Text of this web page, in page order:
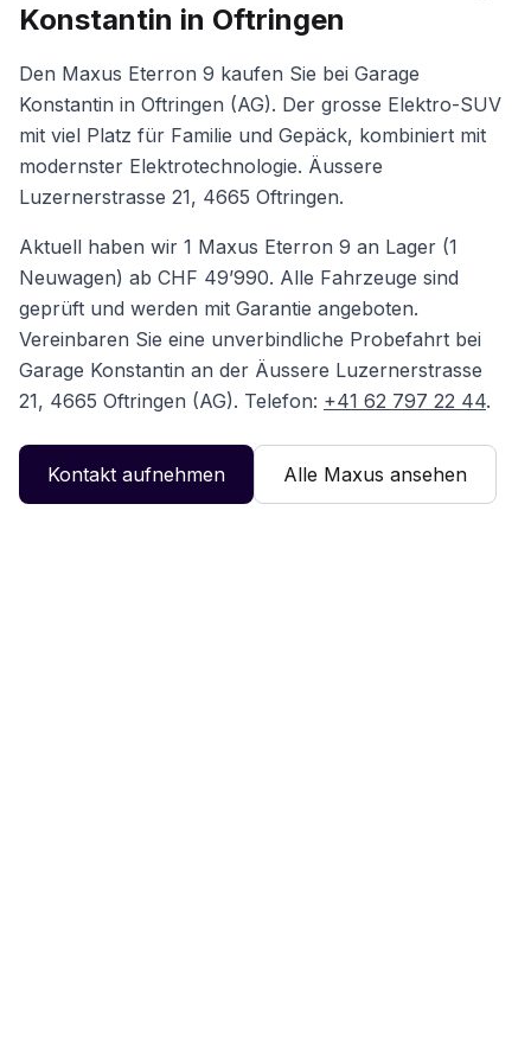
Konstantin in Oftringen
Den Maxus Eterron 9 kaufen Sie bei Garage
Konstantin in Oftringen (AG). Der grosse Elektro-SUV
mit viel Platz für Familie und Gepäck, kombiniert mit
modernster Elektrotechnologie. Äussere
Luzernerstrasse 21, 4665 Oftringen.
Aktuell haben wir 1 Maxus Eterron 9 an Lager (1
Neuwagen) ab CHF 49’990. Alle Fahrzeuge sind
geprüft und werden mit Garantie angeboten.
Vereinbaren Sie eine unverbindliche Probefahrt bei
Garage Konstantin an der Äussere Luzernerstrasse
21, 4665 Oftringen (AG). Telefon: +41 62 797 22 44.
Kontakt aufnehmen Alle Maxus ansehen